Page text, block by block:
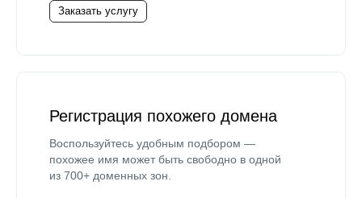
Заказать услугу
Регистрация похожего домена
Воспользуйтесь удобным подбором —
похожее имя может быть свободно в одной
из 700+ доменных зон.